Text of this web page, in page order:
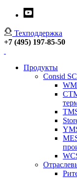
Техподдержка
+7 (495) 197-85-50
Продукты
Consid